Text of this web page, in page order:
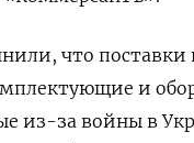
что поставки
и
из-за войны в